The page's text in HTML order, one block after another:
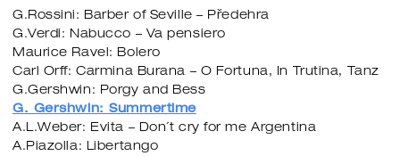
G.Rossini: Barber of Seville – Předehra
G.Verdi: Nabucco – Va pensiero
Maurice Ravel: Bolero
Carl Orff: Carmina Burana – O Fortuna, In Trutina, Tanz
G.Gershwin: Porgy and Bess
G. Gershwin: Summertime
A.L.Weber: Evita – Don´t cry for me Argentina
A.Piazolla: Libertango